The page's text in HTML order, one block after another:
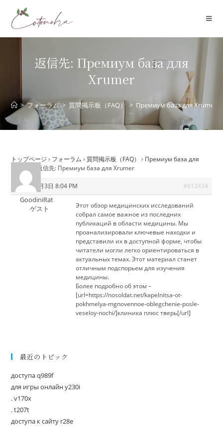
プ
返信先: Премиум база для
Xrumer
> フォーラム > 質問掲示板（FAQ） > Премиум база для Xrumer
トップページ › フォーラム › 質問掲示板（FAQ） › Премиум база для
返信先: Премиум база для Xrumer
2026年6月3日 8:04 PM #612434
GoodiniRat
ゲスト
Этот обзор медицинских исследований
собрал самое важное из последних
публикаций в области медицины. Мы
проанализировали ключевые находки и
представили их в доступной форме, чтобы
читатели могли легко ориентироваться в
актуальных темах. Этот материал станет
отличным подспорьем для изучения
медицины.
Более подробно об этом –
[url=https://nosoldat.net/kapelnitsa-ot-
pokhmelya-mgnovennoe-oblegchenie-posle-
veseloy-nochi/]клиника плюс тверь[/url]
最近のトピック
доступа q989f
для игры онлайн y230i
. v170x
. t207t
доступа к сайту r28e